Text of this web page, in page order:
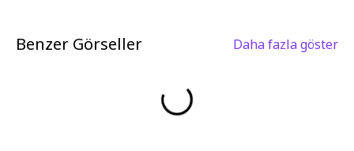
Benzer Görseller Daha fazla göster